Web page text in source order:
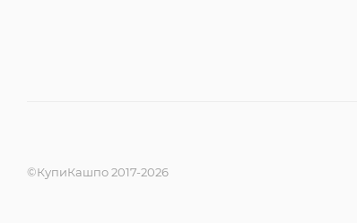
©КупиКашпо 2017-2026